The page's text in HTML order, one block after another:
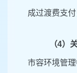
成过渡费支付
（4）
市容环境管